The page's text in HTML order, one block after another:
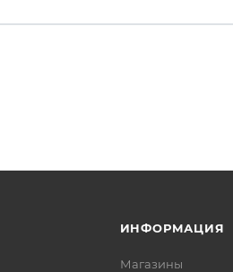
ИНФОРМАЦИЯ
Магазины